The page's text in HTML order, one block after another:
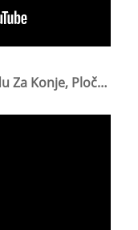
Vruće Pocinčane Ploče Za Ogradu Za Konje, Ploče Za Ogradu Za Stoku, Ploče Za Ogradu Za Ovce